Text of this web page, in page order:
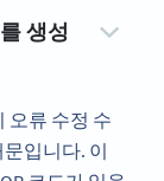
생성
오류 수정 수
입니다. 이